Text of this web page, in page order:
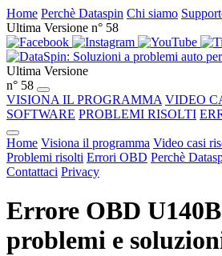
Home Perchè Dataspin Chi siamo
Ultima Versione n° 58
Ultima Versione
n° 58
VISIONA IL PROGRAMMA VIDEO
SOFTWARE PROBLEMI RISOLTI
Home Visiona il programma Video casi
Problemi risolti Errori OBD Perchè
Contattaci Privacy
Errore OBD
problemi e